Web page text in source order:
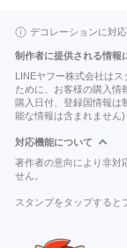
デコレーションに対応
制作者に提供される情報
LINEヤフー株式会社は
ために、お客様の購入情
購入日付、登録国情報は
能な情報は含まれません)
対応機能について
著作者の意向により非対
せん。
スタンプをタップすると